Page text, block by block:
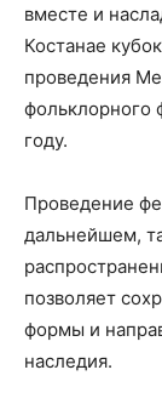
вместе и
Костанае
проведения
фольклорного
году.
Проведение
дальнейшем,
позволяет
формы и
наследия.